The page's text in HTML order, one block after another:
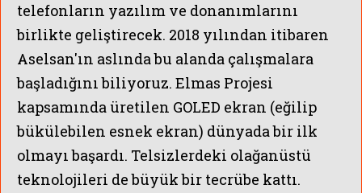
telefonların yazılım ve donanımlarını
birlikte geliştirecek. 2018 yılından itibaren
Aselsan'ın aslında bu alanda çalışmalara
başladığını biliyoruz. Elmas Projesi
kapsamında üretilen GOLED ekran (eğilip
bükülebilen esnek ekran) dünyada bir ilk
olmayı başardı. Telsizlerdeki olağanüstü
teknolojileri de büyük bir tecrübe kattı.